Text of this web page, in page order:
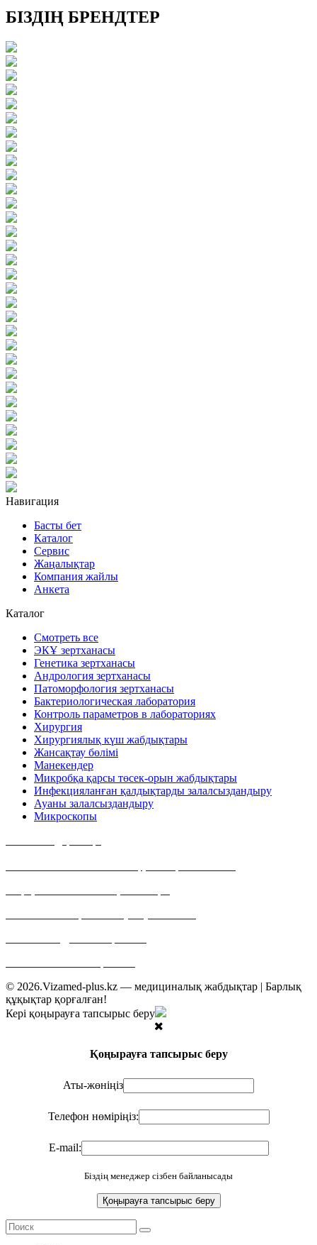
БІЗДІҢ БРЕНДТЕР
Навигация
Басты бет
Каталог
Сервис
Жаңалықтар
Компания жайлы
Анкета
Каталог
Смотреть все
ЭКҰ зертханасы
Генетика зертханасы
Андрология зертханасы
Патоморфология зертханасы
Бактериологическая лаборатория
Контроль параметров в лабораториях
Хирургия
Хирургиялық күш жабдықтары
Жансақтау бөлімі
Манекендер
Микробқа қарсы төсек-орын жабдықтары
Инфекцияланған қалдықтарды залалсыздандыру
Ауаны залалсыздандыру
Микроскопы
© 2026.Vizamed-plus.kz — медициналық жабдықтар | Барлық
құқықтар қорғалған!
Кері қоңырауға тапсырыс беру
Қоңырауға тапсырыс беру
Аты-жөніңіз
Телефон нөміріңіз:
E-mail:
Біздің менеджер сізбен байланысады